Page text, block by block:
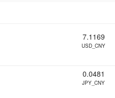
7.1169
USD_CNY
0.0481
JPY_CNY